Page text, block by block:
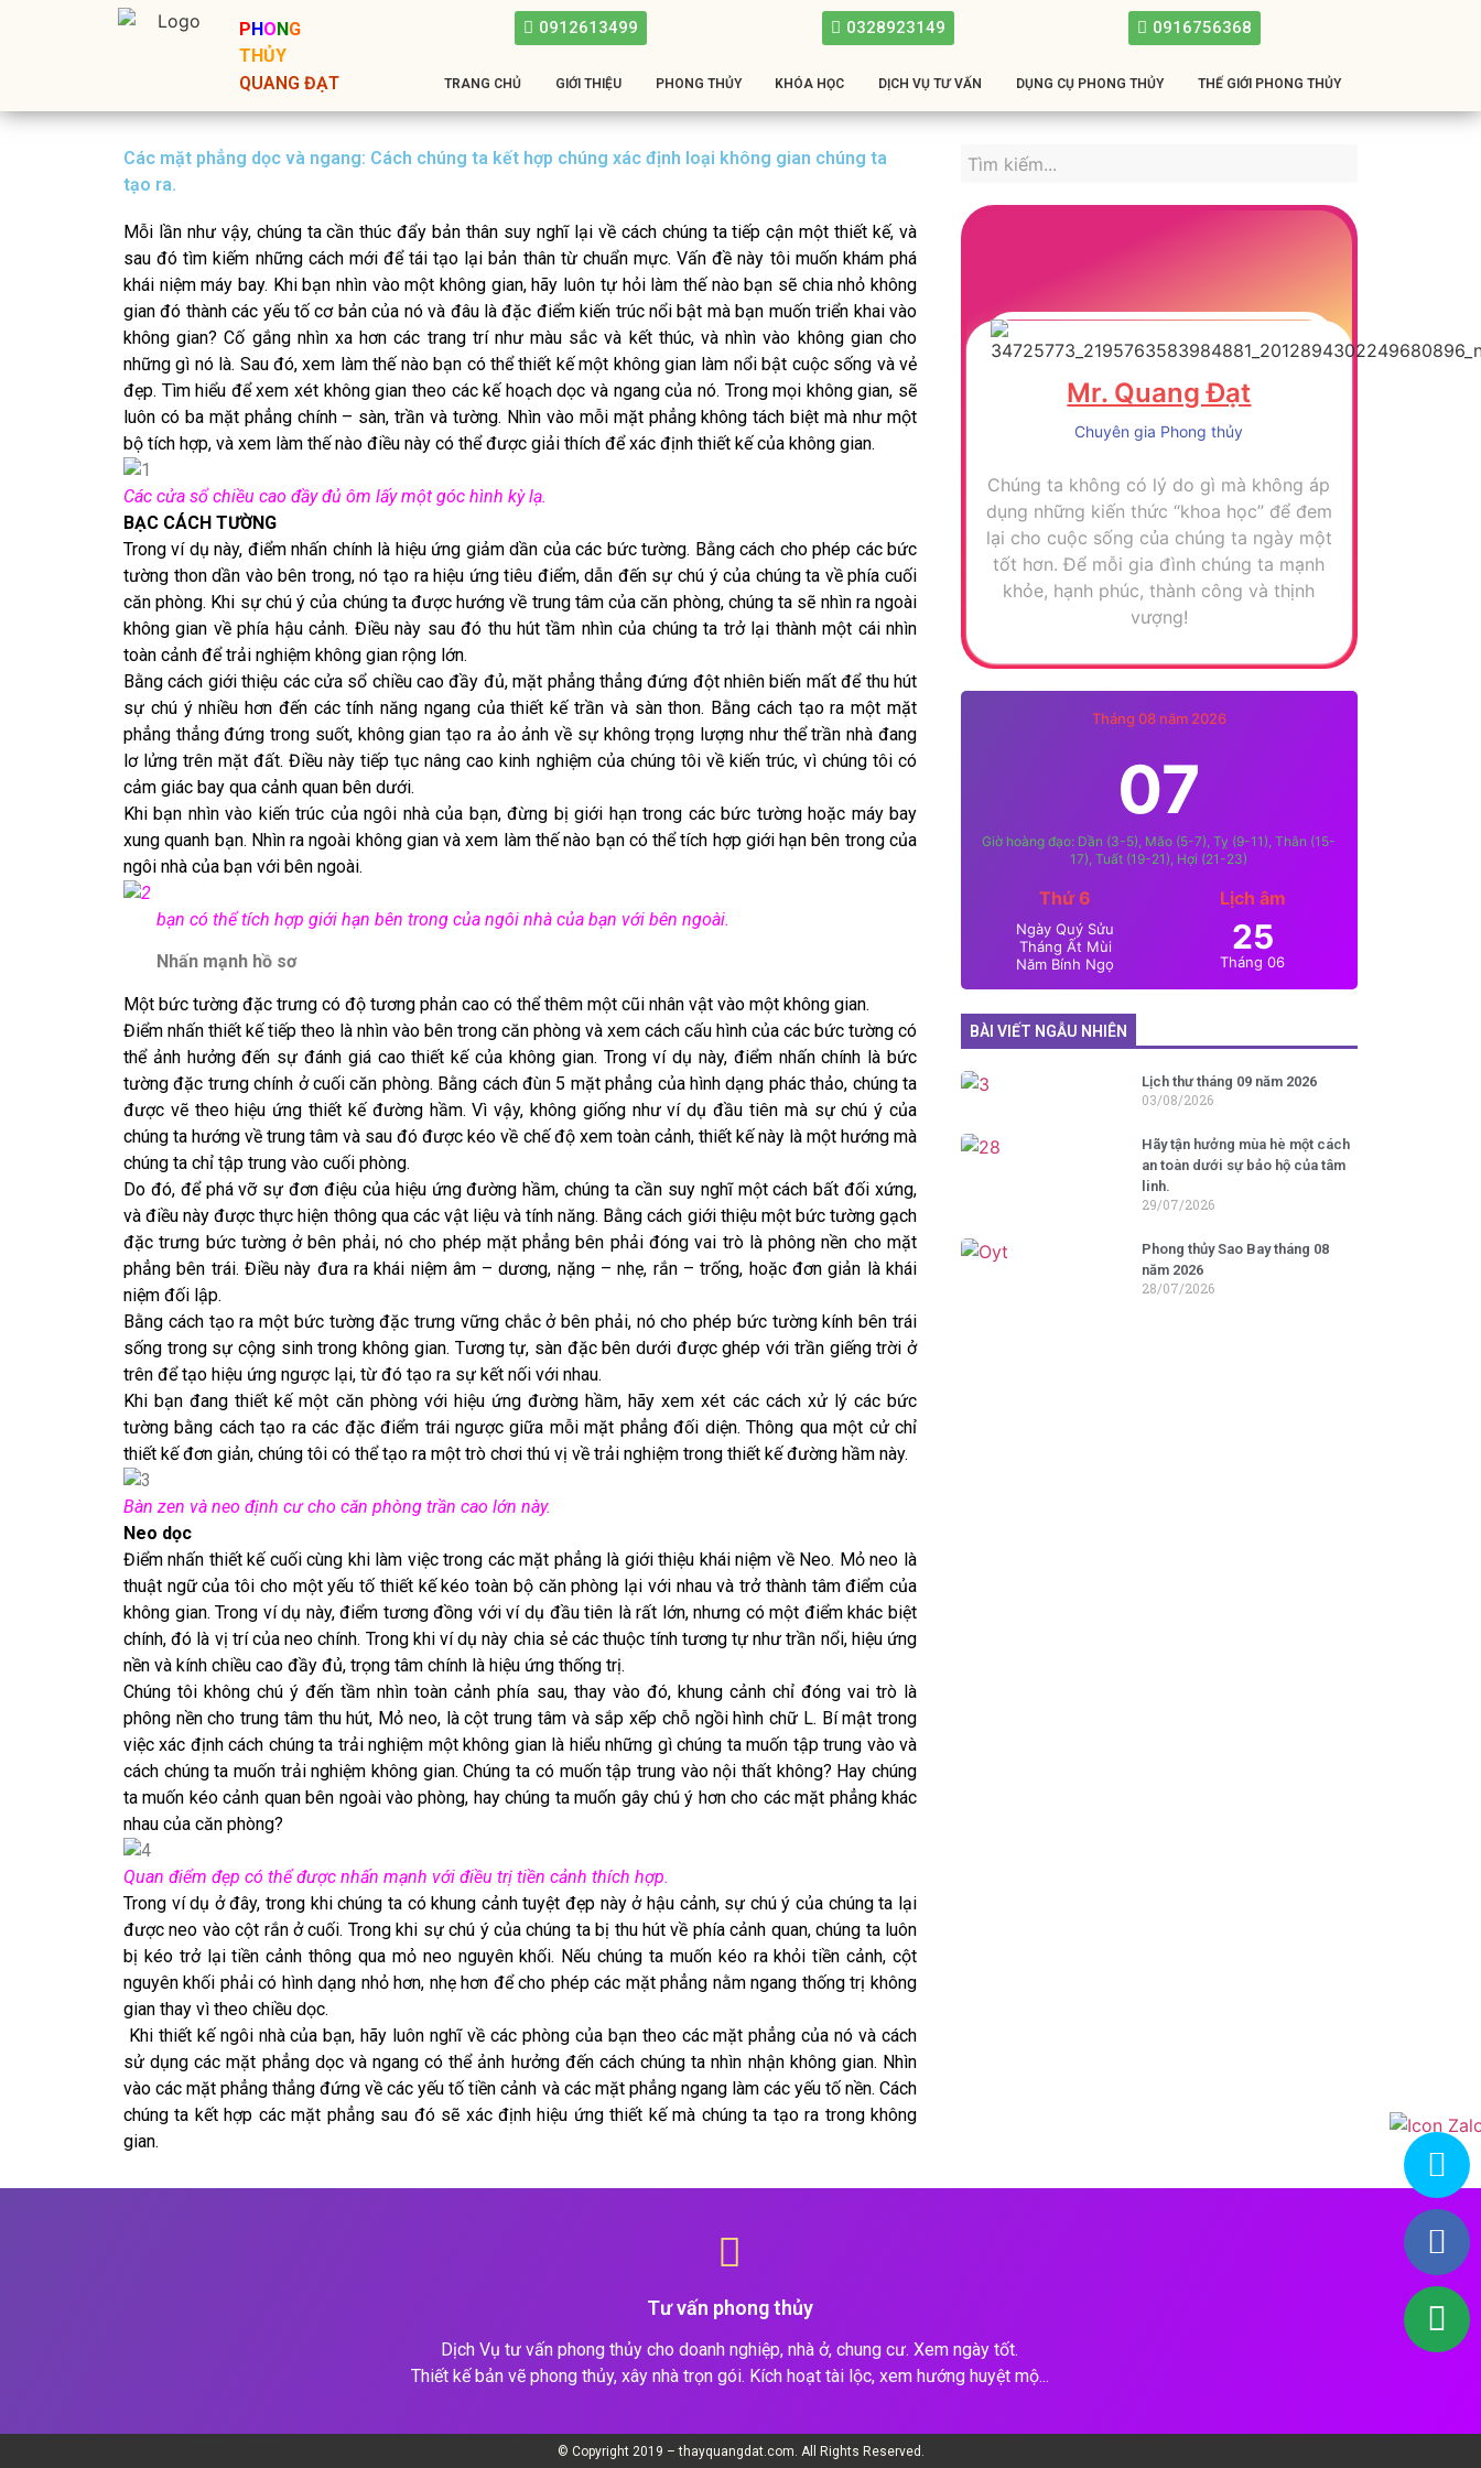
PHONG
THỦY
QUANG ĐẠT
0912613499 0328923149 0916756368
TRANG CHỦ GIỚI THIỆU PHONG THỦY KHÓA HỌC DỊCH VỤ TƯ VẤN DỤNG CỤ PHONG THỦY THẾ GIỚI PHONG THỦY
Các mặt phẳng dọc và ngang: Cách chúng ta kết hợp chúng xác định loại không gian chúng ta
tạo ra.
Mỗi lần như vậy, chúng ta cần thúc đẩy bản thân suy nghĩ lại về cách chúng ta tiếp cận một thiết kế, và
sau đó tìm kiếm những cách mới để tái tạo lại bản thân từ chuẩn mực. Vấn đề này tôi muốn khám phá
khái niệm máy bay. Khi bạn nhìn vào một không gian, hãy luôn tự hỏi làm thế nào bạn sẽ chia nhỏ không
gian đó thành các yếu tố cơ bản của nó và đâu là đặc điểm kiến ​​trúc nổi bật mà bạn muốn triển khai vào
không gian? Cố gắng nhìn xa hơn các trang trí như màu sắc và kết thúc, và nhìn vào không gian cho
những gì nó là. Sau đó, xem làm thế nào bạn có thể thiết kế một không gian làm nổi bật cuộc sống và vẻ
đẹp. Tìm hiểu để xem xét không gian theo các kế hoạch dọc và ngang của nó. Trong mọi không gian, sẽ
luôn có ba mặt phẳng chính – sàn, trần và tường. Nhìn vào mỗi mặt phẳng không tách biệt mà như một
bộ tích hợp, và xem làm thế nào điều này có thể được giải thích để xác định thiết kế của không gian.
Các cửa sổ chiều cao đầy đủ ôm lấy một góc hình kỳ lạ.
BẠC CÁCH TƯỜNG
Trong ví dụ này, điểm nhấn chính là hiệu ứng giảm dần của các bức tường. Bằng cách cho phép các bức
tường thon dần vào bên trong, nó tạo ra hiệu ứng tiêu điểm, dẫn đến sự chú ý của chúng ta về phía cuối
căn phòng. Khi sự chú ý của chúng ta được hướng về trung tâm của căn phòng, chúng ta sẽ nhìn ra ngoài
không gian về phía hậu cảnh. Điều này sau đó thu hút tầm nhìn của chúng ta trở lại thành một cái nhìn
toàn cảnh để trải nghiệm không gian rộng lớn.
Bằng cách giới thiệu các cửa sổ chiều cao đầy đủ, mặt phẳng thẳng đứng đột nhiên biến mất để thu hút
sự chú ý nhiều hơn đến các tính năng ngang của thiết kế trần và sàn thon. Bằng cách tạo ra một mặt
phẳng thẳng đứng trong suốt, không gian tạo ra ảo ảnh về sự không trọng lượng như thể trần nhà đang
lơ lửng trên mặt đất. Điều này tiếp tục nâng cao kinh nghiệm của chúng tôi về kiến ​​trúc, vì chúng tôi có
cảm giác bay qua cảnh quan bên dưới.
Khi bạn nhìn vào kiến ​​trúc của ngôi nhà của bạn, đừng bị giới hạn trong các bức tường hoặc máy bay
xung quanh bạn. Nhìn ra ngoài không gian và xem làm thế nào bạn có thể tích hợp giới hạn bên trong của
ngôi nhà của bạn với bên ngoài.
bạn có thể tích hợp giới hạn bên trong của ngôi nhà của bạn với bên ngoài.
Nhấn mạnh hồ sơ
Một bức tường đặc trưng có độ tương phản cao có thể thêm một cũi nhân vật vào một không gian.
Điểm nhấn thiết kế tiếp theo là nhìn vào bên trong căn phòng và xem cách cấu hình của các bức tường có
thể ảnh hưởng đến sự đánh giá cao thiết kế của không gian. Trong ví dụ này, điểm nhấn chính là bức
tường đặc trưng chính ở cuối căn phòng. Bằng cách đùn 5 mặt phẳng của hình dạng phác thảo, chúng ta
được vẽ theo hiệu ứng thiết kế đường hầm. Vì vậy, không giống như ví dụ đầu tiên mà sự chú ý của
chúng ta hướng về trung tâm và sau đó được kéo về chế độ xem toàn cảnh, thiết kế này là một hướng mà
chúng ta chỉ tập trung vào cuối phòng.
Do đó, để phá vỡ sự đơn điệu của hiệu ứng đường hầm, chúng ta cần suy nghĩ một cách bất đối xứng,
và điều này được thực hiện thông qua các vật liệu và tính năng. Bằng cách giới thiệu một bức tường gạch
đặc trưng bức tường ở bên phải, nó cho phép mặt phẳng bên phải đóng vai trò là phông nền cho mặt
phẳng bên trái. Điều này đưa ra khái niệm âm – dương, nặng – nhẹ, rắn – trống, hoặc đơn giản là khái
niệm đối lập.
Bằng cách tạo ra một bức tường đặc trưng vững chắc ở bên phải, nó cho phép bức tường kính bên trái
sống trong sự cộng sinh trong không gian. Tương tự, sàn đặc bên dưới được ghép với trần giếng trời ở
trên để tạo hiệu ứng ngược lại, từ đó tạo ra sự kết nối với nhau.
Khi bạn đang thiết kế một căn phòng với hiệu ứng đường hầm, hãy xem xét các cách xử lý các bức
tường bằng cách tạo ra các đặc điểm trái ngược giữa mỗi mặt phẳng đối diện. Thông qua một cử chỉ
thiết kế đơn giản, chúng tôi có thể tạo ra một trò chơi thú vị về trải nghiệm trong thiết kế đường hầm này.
Bàn zen và neo định cư cho căn phòng trần cao lớn này.
Neo dọc
Điểm nhấn thiết kế cuối cùng khi làm việc trong các mặt phẳng là giới thiệu khái niệm về Neo. Mỏ neo là
thuật ngữ của tôi cho một yếu tố thiết kế kéo toàn bộ căn phòng lại với nhau và trở thành tâm điểm của
không gian. Trong ví dụ này, điểm tương đồng với ví dụ đầu tiên là rất lớn, nhưng có một điểm khác biệt
chính, đó là vị trí của neo chính. Trong khi ví dụ này chia sẻ các thuộc tính tương tự như trần nổi, hiệu ứng
nền và kính chiều cao đầy đủ, trọng tâm chính là hiệu ứng thống trị.
Chúng tôi không chú ý đến tầm nhìn toàn cảnh phía sau, thay vào đó, khung cảnh chỉ đóng vai trò là
phông nền cho trung tâm thu hút, Mỏ neo, là cột trung tâm và sắp xếp chỗ ngồi hình chữ L. Bí mật trong
việc xác định cách chúng ta trải nghiệm một không gian là hiểu những gì chúng ta muốn tập trung vào và
cách chúng ta muốn trải nghiệm không gian. Chúng ta có muốn tập trung vào nội thất không? Hay chúng
ta muốn kéo cảnh quan bên ngoài vào phòng, hay chúng ta muốn gây chú ý hơn cho các mặt phẳng khác
nhau của căn phòng?
Quan điểm đẹp có thể được nhấn mạnh với điều trị tiền cảnh thích hợp.
Trong ví dụ ở đây, trong khi chúng ta có khung cảnh tuyệt đẹp này ở hậu cảnh, sự chú ý của chúng ta lại
được neo vào cột rắn ở cuối. Trong khi sự chú ý của chúng ta bị thu hút về phía cảnh quan, chúng ta luôn
bị kéo trở lại tiền cảnh thông qua mỏ neo nguyên khối. Nếu chúng ta muốn kéo ra khỏi tiền cảnh, cột
nguyên khối phải có hình dạng nhỏ hơn, nhẹ hơn để cho phép các mặt phẳng nằm ngang thống trị không
gian thay vì theo chiều dọc.
Khi thiết kế ngôi nhà của bạn, hãy luôn nghĩ về các phòng của bạn theo các mặt phẳng của nó và cách
sử dụng các mặt phẳng dọc và ngang có thể ảnh hưởng đến cách chúng ta nhìn nhận không gian. Nhìn
vào các mặt phẳng thẳng đứng về các yếu tố tiền cảnh và các mặt phẳng ngang làm các yếu tố nền. Cách
chúng ta kết hợp các mặt phẳng sau đó sẽ xác định hiệu ứng thiết kế mà chúng ta tạo ra trong không
gian.
Mr. Quang Đạt
Chuyên gia Phong thủy
Chúng ta không có lý do gì mà không áp
dụng những kiến thức “khoa học” để đem
lại cho cuộc sống của chúng ta ngày một
tốt hơn. Để mỗi gia đình chúng ta mạnh
khỏe, hạnh phúc, thành công và thịnh
vượng!
Tháng 08 năm 2026
07
Giờ hoàng đạo: Dần (3-5), Mão (5-7), Tỵ (9-11), Thân (15-
17), Tuất (19-21), Hợi (21-23)
Thứ 6
Ngày Quý Sửu
Tháng Ất Mùi
Năm Bính Ngọ
Lịch âm
25
Tháng 06
BÀI VIẾT NGẪU NHIÊN
Lịch thư tháng 09 năm 2026
03/08/2026
Hãy tận hưởng mùa hè một cách
an toàn dưới sự bảo hộ của tâm
linh.
29/07/2026
Phong thủy Sao Bay tháng 08
năm 2026
28/07/2026
Tư vấn phong thủy
Dịch Vụ tư vấn phong thủy cho doanh nghiệp, nhà ở, chung cư. Xem ngày tốt.
Thiết kế bản vẽ phong thủy, xây nhà trọn gói. Kích hoạt tài lộc, xem hướng huyệt mộ...
© Copyright 2019 – thayquangdat.com. All Rights Reserved.